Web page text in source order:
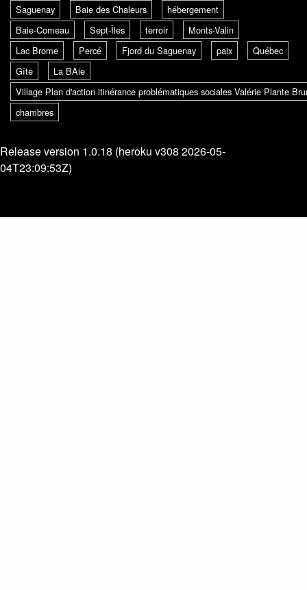
Saguenay
Baie des Chaleurs
hébergement
Baie-Comeau
Sept-Îles terroir
Monts-Valin
Lac Brome
Percé Fjord du Saguenay paix
Québec
Gîte
La BAie
Village Plan d'action itinérance problématiques sociales Valérie Plante
chambres
Release version 1.0.18 (heroku v308 2026-05-
04T23:09:53Z)